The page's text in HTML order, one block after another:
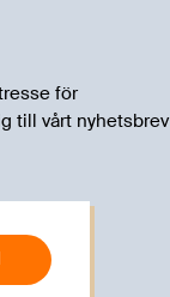
för
till vårt nyhetsbrev